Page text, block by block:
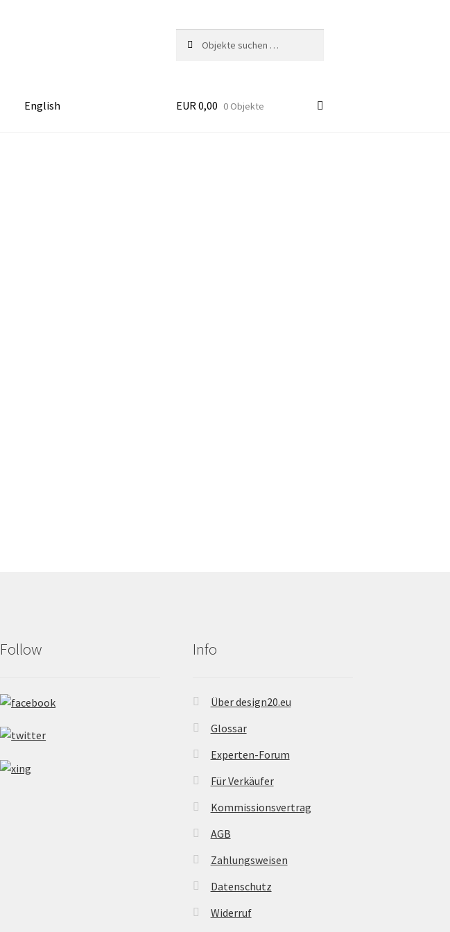
nach:
English EUR0,00 0 Objekte
Follow Info
Über design20.eu
Glossar
Experten-Forum
Für Verkäufer
Kommissionsvertrag
AGB
Zahlungsweisen
Datenschutz
Widerruf